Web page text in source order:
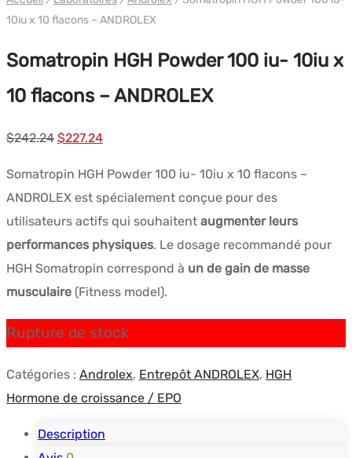
10iu x 10 flacons – ANDROLEX
Somatropin HGH Powder 100 iu- 10iu x
10 flacons – ANDROLEX
$242.24 Le
initial
$227.24Le
est :
$227.24.
Somatropin HGH Powder 100 iu- 10iu x 10 flacons –
ANDROLEX est spécialement conçue pour des
utilisateurs actifs qui souhaitent augmenter leurs
performances physiques. Le dosage recommandé pour
HGH Somatropin correspond à un de gain de masse
musculaire (Fitness model).
Rupture de stock
Catégories : Androlex, Entrepôt ANDROLEX, HGH
Hormone de croissance / EPO
Description